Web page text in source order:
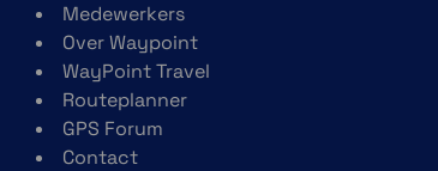
Medewerkers
Over Waypoint
WayPoint Travel
Routeplanner
GPS Forum
Contact